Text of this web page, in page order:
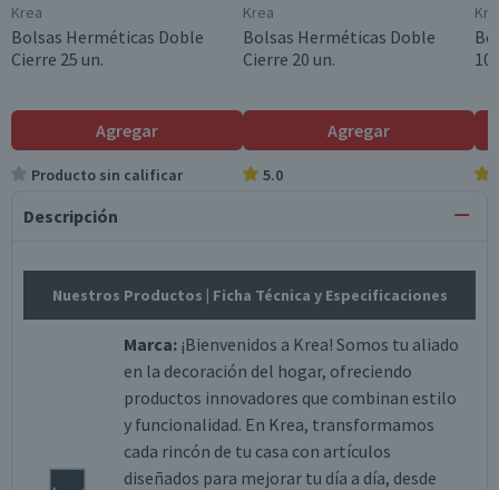
Krea
Bolsas Herméticas Doble
Cierre 25 un.
Agregar
Producto sin calificar
Krea
Bolsas Herméticas Doble
Cierre 20 un.
Agregar
5.0
10
Descripción
Nuestros Productos | Ficha Técnica y Especificaciones
Marca: ¡Bienvenidos a Krea! Somos tu aliado
en la decoración del hogar, ofreciendo
productos innovadores que combinan estilo
y funcionalidad. En Krea, transformamos
cada rincón de tu casa con artículos
diseñados para mejorar tu día a día, desde